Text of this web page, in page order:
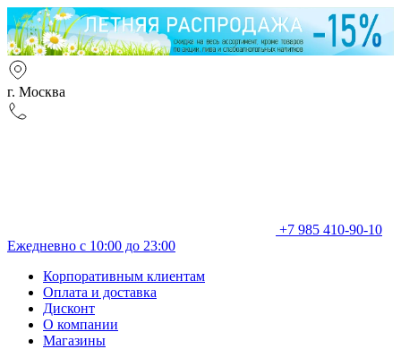
г. Москва
+7 985 410-90-10
Ежедневно с 10:00 до 23:00
Корпоративным клиентам
Оплата и доставка
Дисконт
О компании
Магазины